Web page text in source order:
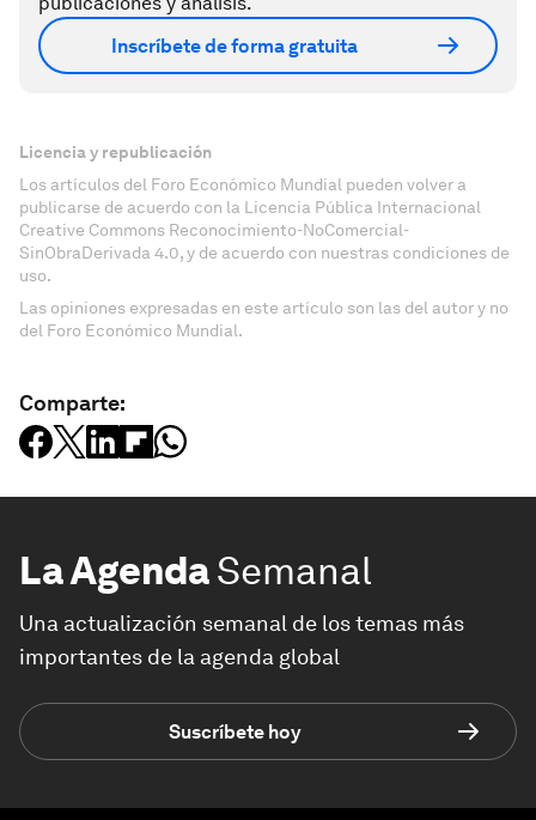
Inscríbete de forma gratuita
Licencia y republicación
Los artículos del Foro Económico Mundial pueden volver a
publicarse de acuerdo con la Licencia Pública Internacional
Creative Commons Reconocimiento-NoComercial-
SinObraDerivada 4.0, y de acuerdo con nuestras condiciones de
uso.
Las opiniones expresadas en este artículo son las del autor y no
del Foro Económico Mundial.
Comparte:
La AgendaSemanal
Una actualización semanal de los temas más
importantes de la agenda global
Suscríbete hoy